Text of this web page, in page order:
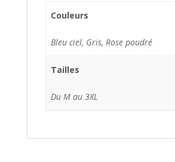
Couleurs
Bleu ciel, Gris, Rose poudré
Tailles
Du M au 3XL